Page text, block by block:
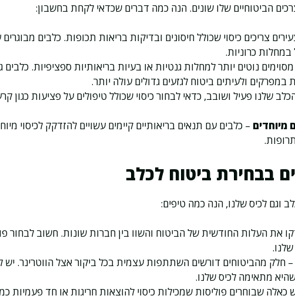
הביטוחיים שלו שונים. הנה כמה דברים שכדאי לקחת בחשבון:
צריכים כיסוי שכולל חיסונים ובדיקות בריאות תכופות. כלבים
כרוניות.
נוטים יותר למחלות גנטיות או בעיות בריאותיות ספציפיות. כלבים
במפרקים ולעיתים ביטוח לגזעים גדולים עולה יותר.
שלנו פעיל ושובב, כדאי לבחור כיסוי שכולל טיפולים על פציעות כגון
מיוחדים – כלבים עם תנאים בריאותיים קיימים עשויים להזדקק לכיסוי
בבחירת ביטוח לכלב
וגם לכיס שלנו, הנה כמה טיפים:
את העלות החודשית של הביטוח והשוו בין חברות שונות. חשוב לבחור
– חלק מהביטוחים דורשים השתתפות עצמית בכל ביקור אצל הווטרינר. יש
מתאימה לכיס שלנו.
כאלה שבוחרים פוליסות שמכילות כיסוי להוצאות חריגות או חד פעמיות